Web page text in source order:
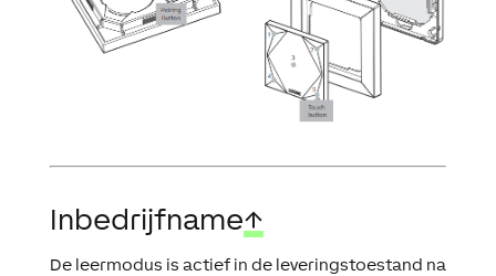
Inbedrijfname↑
De leermodus is actief in de leveringstoestand na